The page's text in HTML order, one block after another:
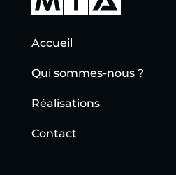
Accueil
Qui sommes-nous ?
Réalisations
Contact